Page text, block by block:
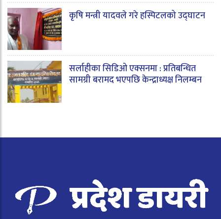
कृषि मन्त्री यादवले गरे हस्पिटलको उद्घाटन
सर्लाहीका सिडिओ एक्सनमा : प्रतिबन्धित
सामग्री बरामद भएपछि केन्द्राध्यक्ष निलम्बन